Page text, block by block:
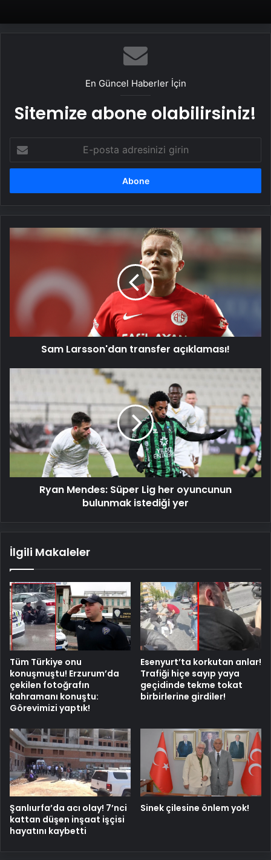
En Güncel Haberler İçin
Sitemize abone olabilirsiniz!
posta
adresinizi
Sam
açıklaması!
Sam Larsson'dan transfer açıklaması!
Süper
Lig
her
oyuncunun
bulunmak
yer
Ryan Mendes: Süper Lig her oyuncunun
bulunmak istediği yer
İlgili Makaleler
Tüm Türkiye onu
konuşmuştu! Erzurum’da
çekilen fotoğrafın
kahramanı konuştu:
Görevimizi yaptık!
Esenyurt’ta korkutan anlar!
Trafiği hiçe sayıp yaya
geçidinde tekme tokat
birbirlerine girdiler!
Şanlıurfa’da acı olay! 7’nci
kattan düşen inşaat işçisi
hayatını kaybetti
Sinek çilesine önlem yok!